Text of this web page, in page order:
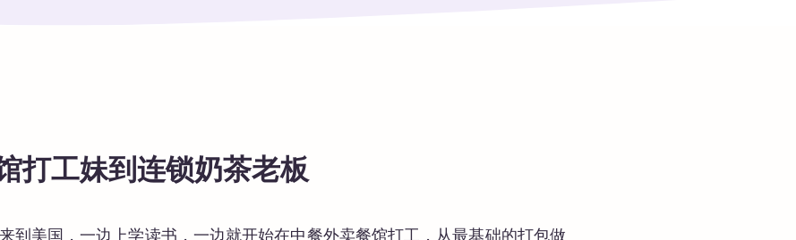
打工妹到连锁奶茶老板
到美国，一边上学读书，一边就开始在中餐外卖餐馆打工，从最基础的打包做